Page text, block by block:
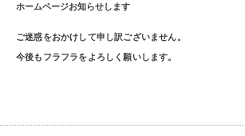
ホームページお知らせします
ご迷惑をおかけして申し訳ございません。
今後もフラフラをよろしく願いします。